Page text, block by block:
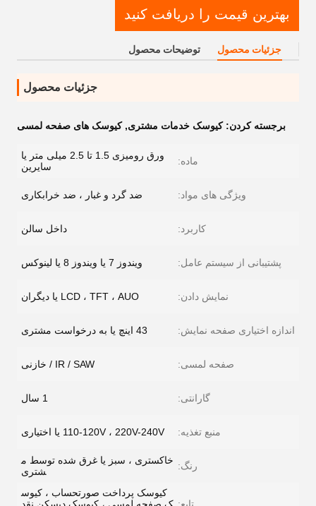
بهترین قیمت را دریافت کنید
جزئیات محصول توضیحات محصول
جزئیات محصول
برجسته کردن:کیوسک خدمات مشتری,کیوسک های صفحه لمسی
ماده:
ورق رومیزی 1.5 تا 2.5 میلی متر یا
سایرین
ویژگی های مواد: ضد گرد و غبار ، ضد خرابکاری
کاربرد: داخل سالن
پشتیبانی از سیستم عامل: ویندوز 7 یا ویندوز 8 یا لینوکس
نمایش دادن: LCD ، TFT ، AUO یا دیگران
اندازه اختیاری صفحه نمایش: 43 اینچ یا به درخواست مشتری
صفحه لمسی: IR / SAW / خازنی
گارانتی: 1 سال
منبع تغذیه: 110-120V ، 220V-240V یا اختیاری
رنگ: خاکستری ، سبز یا غرق شده توسط م
شتری
کیوسک پرداخت صورتحساب ، کیوس